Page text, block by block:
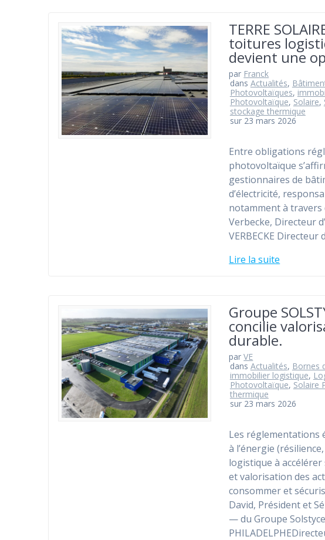
TERRE
toitures
devient une
par Franck
dans Actualités,
Photovoltaïques,
Photovoltaïque, Solaire,
stockage thermique
sur 23 mars 2026
Entre obligations
photovoltaïque
gestionnaires de
d’électricité,
notamment à travers
Verbecke, Directeur
VERBECKE Directeur
Lire la suite
Groupe
concilie
durable.
parVE
dans Actualités, Bornes
immobilier logistique,
Photovoltaïque, Solaire
thermique
sur 23 mars 2026
Les réglementations
à l’énergie
logistique à
et valorisation des
consommer et
David, Président et
— du Groupe